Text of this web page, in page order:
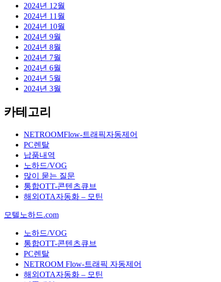
2024년 12월
2024년 11월
2024년 10월
2024년 9월
2024년 8월
2024년 7월
2024년 6월
2024년 5월
2024년 3월
카테고리
NETROOMFlow-트래픽자동제어
PC렌탈
납품내역
노하드/VOG
많이 묻는 질문
통합OTT-콘텐츠큐브
해외OTA자동화 – 모틴
모텔노하드.com
노하드/VOG
통합OTT-콘텐츠큐브
PC렌탈
NETROOM Flow-트래픽 자동제어
해외OTA자동화 – 모틴